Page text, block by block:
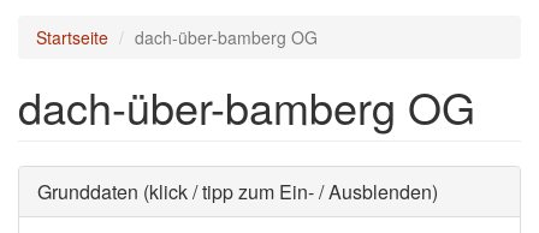
Startseite dach-über-bamberg OG
dach-über-bamberg OG
Ausblenden
Grunddaten (klick / tipp zum Ein- / Ausblenden)